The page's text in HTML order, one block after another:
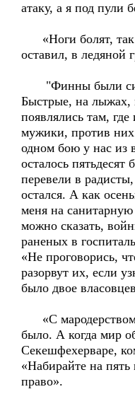
атаку, а я под пули
«Ноги болят, так
оставил, в ледяной
"Финны были
Быстрые, на лыжах,
появлялись там,
мужики, против
одном бою у нас из
осталось
перевели в
остался. А как
меня на
можно сказать,
раненых в
«Не проговорись,
разорвут их, если
было двое
«С мародерством,
было. А когда мир
Секешфехерваре,
«Набирайте на
право».